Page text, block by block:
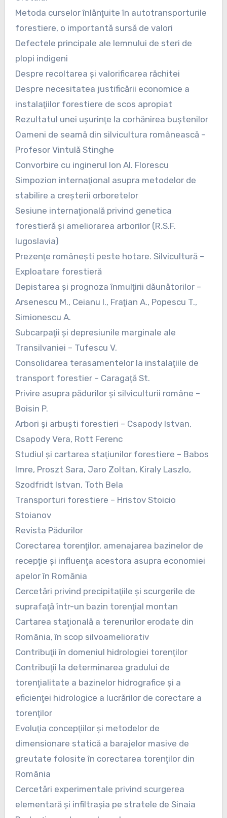
Metoda curselor înlănţuite în autotransporturile
forestiere, o importantă sursă de valori
Defectele principale ale lemnului de steri de
plopi indigeni
Despre recoltarea şi valorificarea răchitei
Despre necesitatea justificării economice a
instalaţiilor forestiere de scos apropiat
Rezultatul unei uşurinţe la corhănirea buştenilor
Oameni de seamă din silvicultura românească –
Profesor Vintulă Stinghe
Convorbire cu inginerul Ion Al. Florescu
Simpozion internaţional asupra metodelor de
stabilire a creşterii orboretelor
Sesiune internaţională privind genetica
forestieră şi ameliorarea arborilor (R.S.F.
Iugoslavia)
Prezenţe româneşti peste hotare. Silvicultură –
Exploatare forestieră
Depistarea şi prognoza înmulţirii dăunătorilor –
Arsenescu M., Ceianu I., Fraţian A., Popescu T.,
Simionescu A.
Subcarpaţii şi depresiunile marginale ale
Transilvaniei – Tufescu V.
Consolidarea terasamentelor la instalaţiile de
transport forestier – Caragaţă St.
Privire asupra pădurilor şi silviculturii române –
Boisin P.
Arbori şi arbuşti forestieri – Csapody Istvan,
Csapody Vera, Rott Ferenc
Studiul şi cartarea staţiunilor forestiere – Babos
Imre, Proszt Sara, Jaro Zoltan, Kiraly Laszlo,
Szodfridt Istvan, Toth Bela
Transporturi forestiere – Hristov Stoicio
Stoianov
Revista Pădurilor
Corectarea torenţilor, amenajarea bazinelor de
recepţie şi influenţa acestora asupra economiei
apelor în România
Cercetări privind precipitaţiile şi scurgerile de
suprafaţă într-un bazin torenţial montan
Cartarea staţională a terenurilor erodate din
România, în scop silvoameliorativ
Contribuţii în domeniul hidrologiei torenţilor
Contribuţii la determinarea gradului de
torenţialitate a bazinelor hidrografice şi a
eficienţei hidrologice a lucrărilor de corectare a
torenţilor
Evoluţia concepţiilor şi metodelor de
dimensionare statică a barajelor masive de
greutate folosite în corectarea torenţilor din
România
Cercetări experimentale privind scurgerea
elementară şi infiltraşia pe stratele de Sinaia